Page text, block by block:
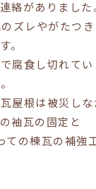
絡がありました
ズレやがたつき
。
腐食し切れてい
屋根は被災しな
袖瓦の固定と
の棟瓦の補強